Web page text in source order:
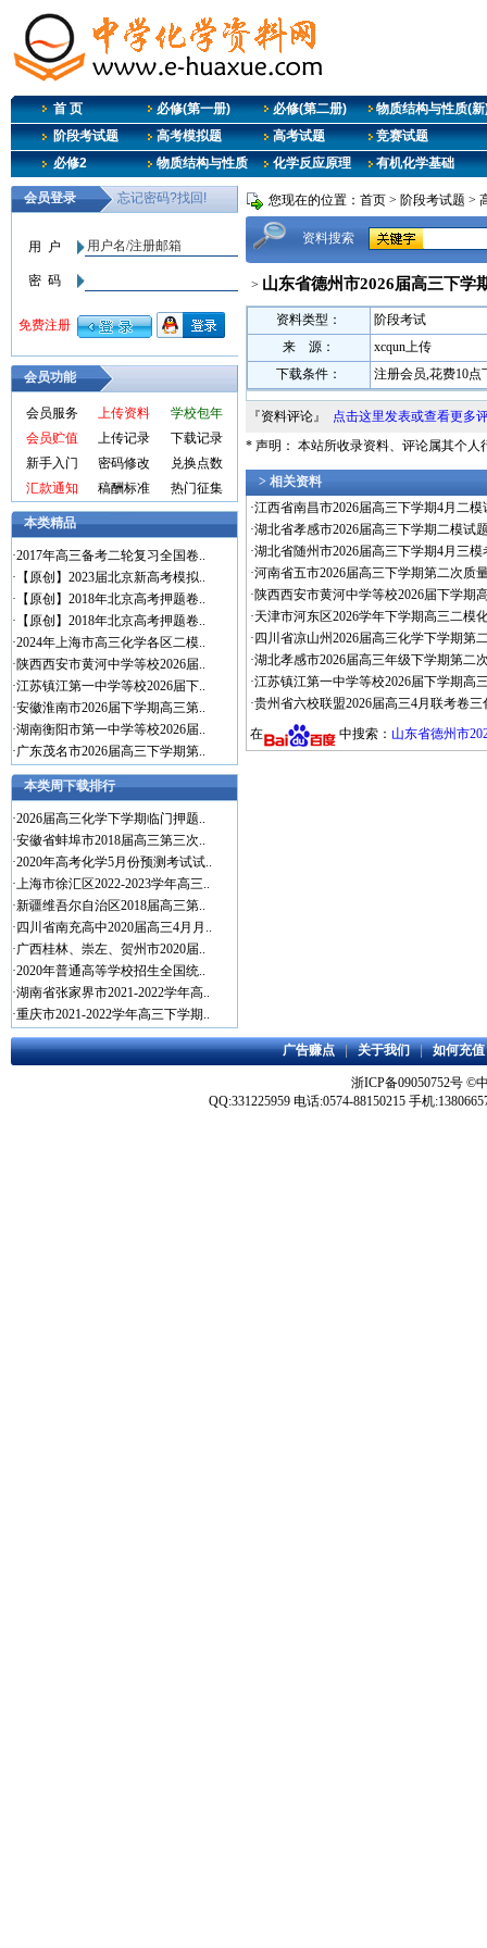
首 页 必修(第一册) 必修(第二册)
物质结构与性质(新
阶段考试题
高考模拟题 高考试题
竞赛试题
必修2
物质结构与性质 化学反应原理 有机化学基础
会员功能
会员服务 上传资料
学校包年
会员贮值
上传记录
下载记录
新手入门
密码修改
兑换点数
汇款通知
稿酬标准 热门征集
本类精品
·2017年高三备考二轮复习全国卷..
· 【原创】2023届北京新高考模拟..
· 【原创】2018年北京高考押题卷..
· 【原创】2018年北京高考押题卷..
·2024年上海市高三化学各区二模..
·陕西西安市黄河中学等校2026届..
·江苏镇江第一中学等校2026届下..
·安徽淮南市2026届下学期高三第..
·湖南衡阳市第一中学等校2026届..
·广东茂名市2026届高三下学期第..
本类周下载排行
·2026届高三化学下学期临门押题..
·安徽省蚌埠市2018届高三第三次..
·2020年高考化学5月份预测考试试..
·上海市徐汇区2022-2023学年高三..
·新疆维吾尔自治区2018届高三第..
· 四川省南充高中2020届高三4月月..
·广西桂林、崇左、贺州市2020届..
·2020年普通高等学校招生全国统..
·湖南省张家界市2021-2022学年高..
·重庆市2021-2022学年高三下学期..
您现在的位置： 首页 > 阶段考试题 >
资料搜索
> 山东省德州市2026届高三下学
资料类型：
阶段考试
来 源：
xcqun上传
下载条件：
注册会员,花费10点
『资料评论』 点击这里发表或查看更多
* 声明： 本站所收录资料、评论属其个人
> 相关资料
·江西省南昌市2026届高三下学期4月二
·湖北省孝感市2026届高三下学期二模试
·湖北省随州市2026届高三下学期4月三
·河南省五市2026届高三下学期第二次质
·陕西西安市黄河中学等校2026届下学期
·天津市河东区2026学年下学期高三二模
· 四川省凉山州2026届高三化学下学期第
·湖北孝感市2026届高三年级下学期第二
·江苏镇江第一中学等校2026届下学期高
·贵州省六校联盟2026届高三4月联考卷
在
中搜索： 山东省德州市
广告赚点|关于我们|如何充值
浙ICP备09050752号 ©
QQ:331225959 电话:0574-88150215 手机